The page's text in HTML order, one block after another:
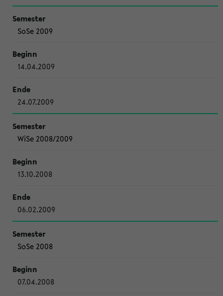
SoSe 2009
14.04.2009
24.07.2009
WiSe 2008/2009
13.10.2008
06.02.2009
SoSe 2008
07.04.2008